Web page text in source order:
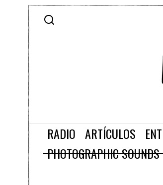
RADIO ARTÍCULOS
PHOTOGRAPHIC SOUNDS